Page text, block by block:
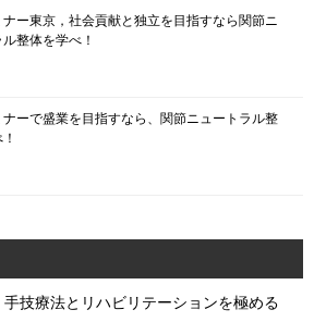
ー東京，社会貢献と独立を目指すなら関節ニ
整体を学べ！
ナーで盛業を目指すなら、関節ニュートラル整
技療法とリハビリテーションを極める